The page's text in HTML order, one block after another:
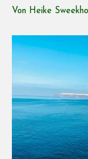
Von Heike